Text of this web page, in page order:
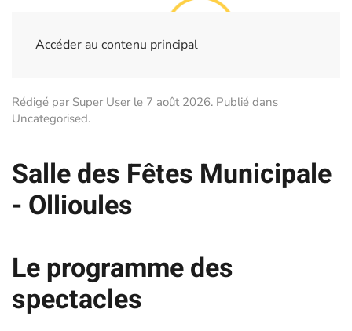
Accéder au contenu principal
Rédigé par Super User le 7 août 2026. Publié dans
Uncategorised.
Salle des Fêtes Municipale
- Ollioules
Le programme des
spectacles